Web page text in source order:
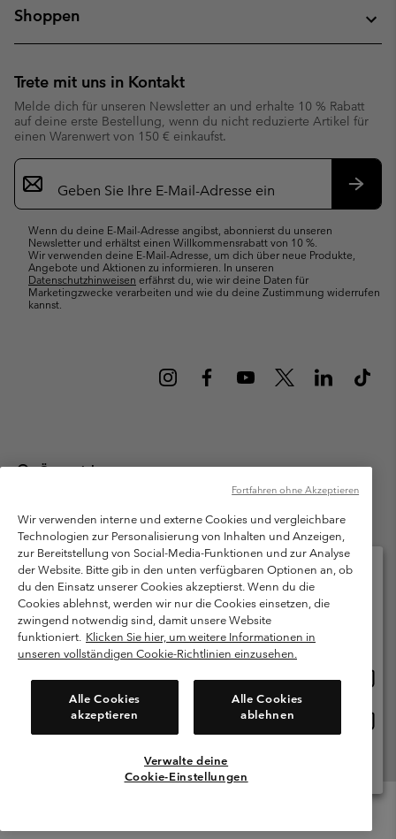
Shoppen
Trete mit uns in Kontakt
Melde dich für unseren Newsletter an und erhalte 10 % Rabatt
auf deine erste Bestellung, wenn du nicht reduzierte Artikel für
einen Warenwert von 150 € einkaufst.
Newsletter-
Anmeldung
Wenn du deine E-Mail-Adresse angibst, abonnierst du unseren
Newsletter und erhältst einen Willkommensrabatt von 10 %.
Wir verwenden deine E-Mail-Adresse, um dich über neue Produkte,
Angebote und Aktionen zu informieren. In unseren
Datenschutzhinweisen erfährst du, wie wir deine Daten für
Marketingzwecke verarbeiten und wie du deine Zustimmung widerrufen
kannst.
Österreich
Columbia Sportswear Austria GmbH. Moosfeldstraße 1, 5101
Bergheim, Salzburg Österreich. Alle Rechte vorbehalten.
Nutzungsbedingungen
Allgemeine Verkaufsbedingungen
Garantie
Datenschutzerklärung
Bestimmungen und Bedingungen des Mitglieder Programms
Nutzungsbedingungen Für Nutzergenerierte Inhalte
Cookies
Kundenservice: Mo- Fr. 9:00 - 13:00 & 14:00- 18:00 Uhr
(+)43720880525
Wir verwenden interne und externe Cookies und vergleichbare
Technologien zur Personalisierung von Inhalten und Anzeigen,
zur Bereitstellung von Social-Media-Funktionen und zur Analyse
der Website. Bitte gib in den unten verfügbaren Optionen an, ob
du den Einsatz unserer Cookies akzeptierst. Wenn du die
Cookies ablehnst, werden wir nur die Cookies einsetzen, die
zwingend notwendig sind, damit unsere Website
funktioniert. Klicken Sie hier, um weitere Informationen in
unseren vollständigen Cookie-Richtlinien einzusehen.
Alle Cookies
akzeptieren
Alle Cookies
ablehnen
Verwalte deine
Cookie-Einstellungen
Fortfahren ohne Akzeptieren
Bitte wählen Sie Ihr Lieferland und Ihre Sprache
Online-Einkauf verfügbar
Österreich
Alle Länder Anzeigen